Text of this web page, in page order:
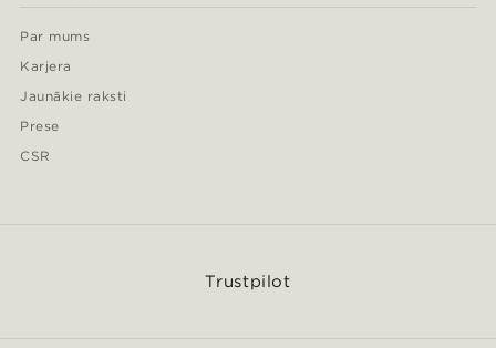
Par mums
Karjera
Jaunākie raksti
Prese
CSR
Trustpilot